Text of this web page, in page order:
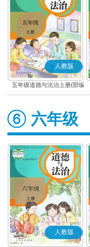
人教版
五年级道德与法治上册(部编
版)
六年级
人教版